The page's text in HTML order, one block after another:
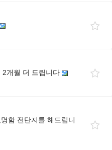
2개월 더 드립니다
함 전단지를 해드립니